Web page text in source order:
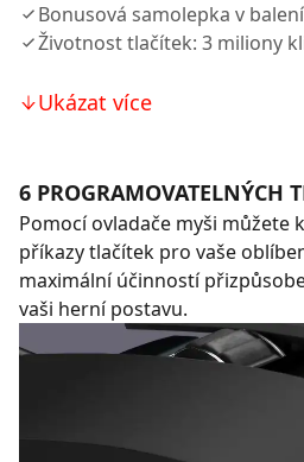
Bonusová samolepka v balení
Životnost tlačítek: 3 miliony
Ukázat více
6 PROGRAMOVATELNÝCH
Pomocí ovladače myši můžete
příkazy tlačítek pro vaše
maximální účinností
vaši herní postavu.